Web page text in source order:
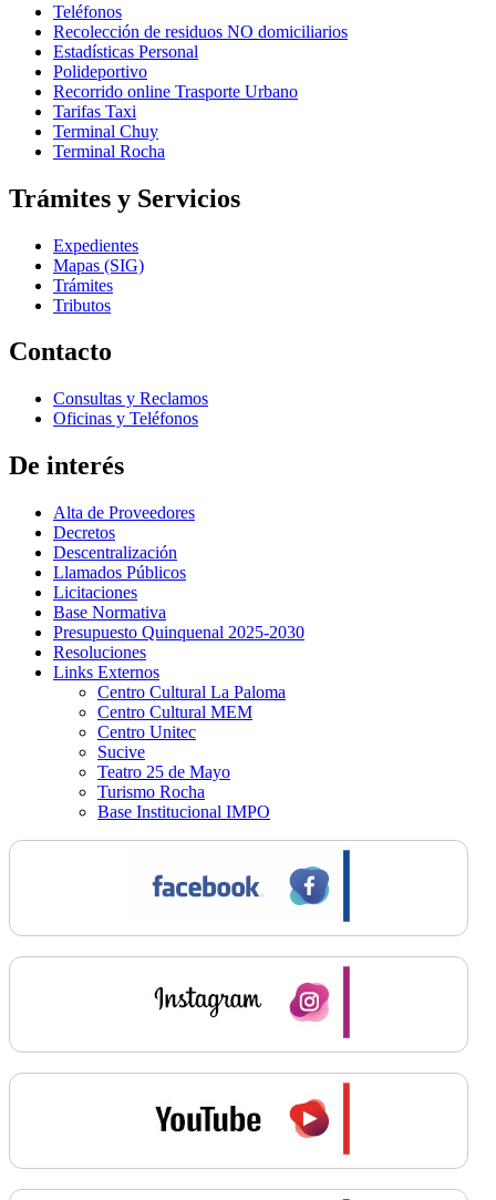
Teléfonos
Recolección de residuos NO domiciliarios
Estadísticas Personal
Polideportivo
Recorrido online Trasporte Urbano
Tarifas Taxi
Terminal Chuy
Terminal Rocha
Trámites y Servicios
Expedientes
Mapas (SIG)
Trámites
Tributos
Contacto
Consultas y Reclamos
Oficinas y Teléfonos
De interés
Alta de Proveedores
Decretos
Descentralización
Llamados Públicos
Licitaciones
Base Normativa
Presupuesto Quinquenal 2025-2030
Resoluciones
Links Externos
Centro Cultural La Paloma
Centro Cultural MEM
Centro Unitec
Sucive
Teatro 25 de Mayo
Turismo Rocha
Base Institucional IMPO